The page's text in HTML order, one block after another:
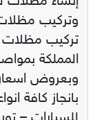
وتركيب
تركيب مظلات
المملكة
وبعروض
بانجاز كافة